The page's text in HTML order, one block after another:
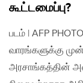
கூட்டமைப்பு?
படம் | AFP
வாரங்களுக்கு
அரசாங்கத்தின்